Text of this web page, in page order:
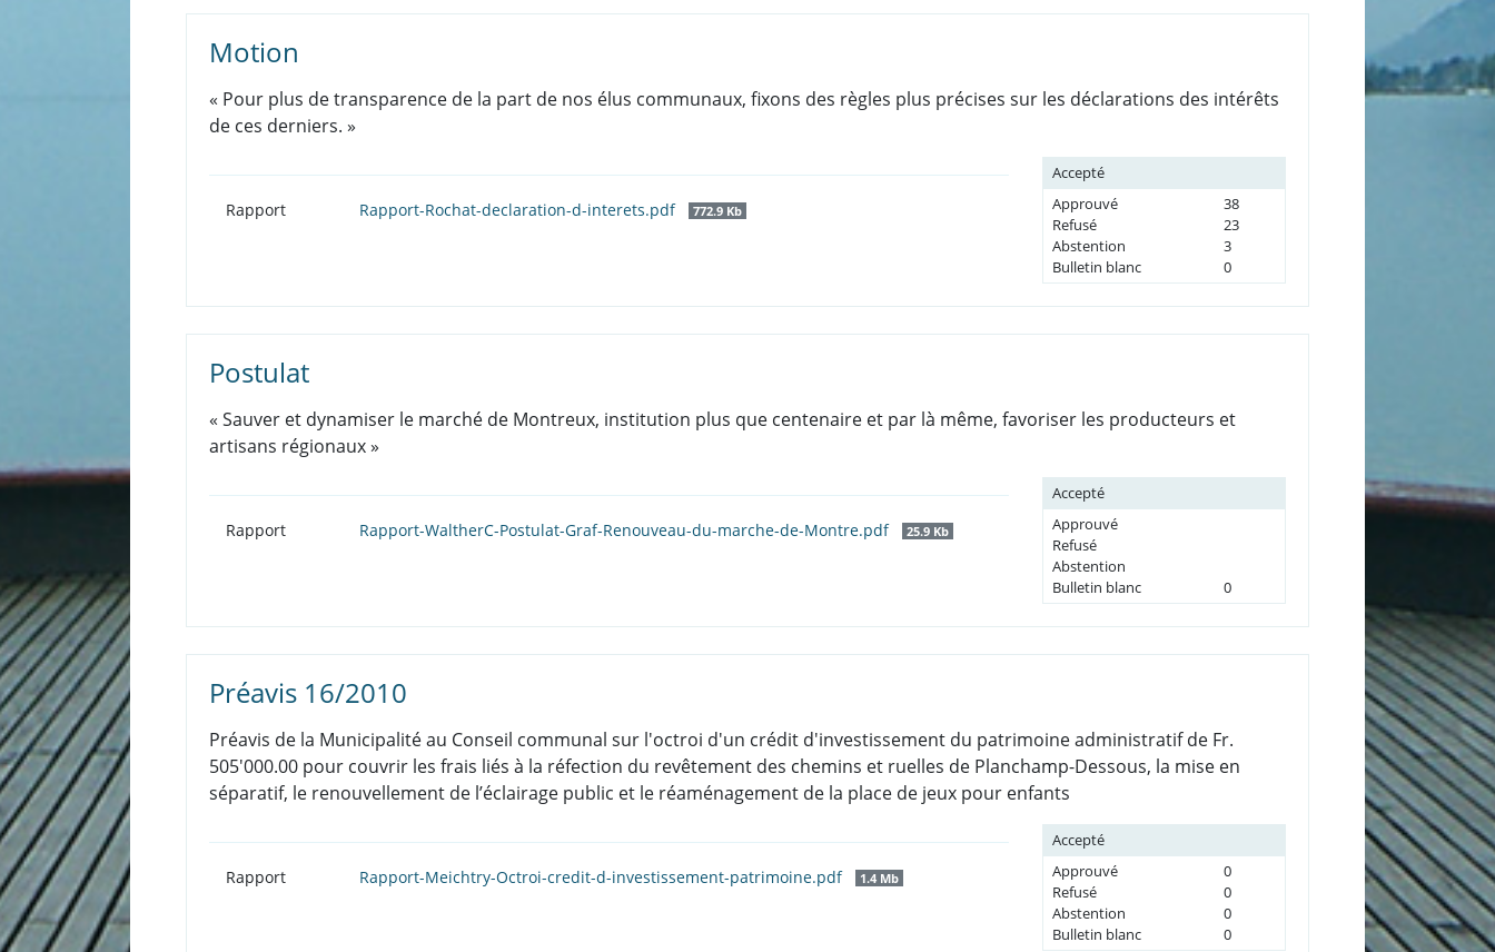
Motion
« Pour plus de transparence de la part de nos élus communaux, fixons des règles plus précises sur les déclarations des intérêts
de ces derniers. »
Rapport Rapport-Rochat-declaration-d-interets.pdf 772.9 Kb
Accepté
Approuvé
38
Refusé
23
Abstention
3
Bulletin blanc
0
Postulat
« Sauver et dynamiser le marché de Montreux, institution plus que centenaire et par là même, favoriser les producteurs et
artisans régionaux »
Rapport Rapport-WaltherC-Postulat-Graf-Renouveau-du-marche-de-Montre.pdf 25.9 Kb
Accepté
Approuvé
Refusé
Abstention
Bulletin blanc
0
Préavis 16/2010
Préavis de la Municipalité au Conseil communal sur l'octroi d'un crédit d'investissement du patrimoine administratif de Fr.
505'000.00 pour couvrir les frais liés à la réfection du revêtement des chemins et ruelles de Planchamp-Dessous, la mise en
séparatif, le renouvellement de l’éclairage public et le réaménagement de la place de jeux pour enfants
Rapport Rapport-Meichtry-Octroi-credit-d-investissement-patrimoine.pdf 1.4 Mb
Accepté
Approuvé
0
Refusé
0
Abstention
0
Bulletin blanc
0